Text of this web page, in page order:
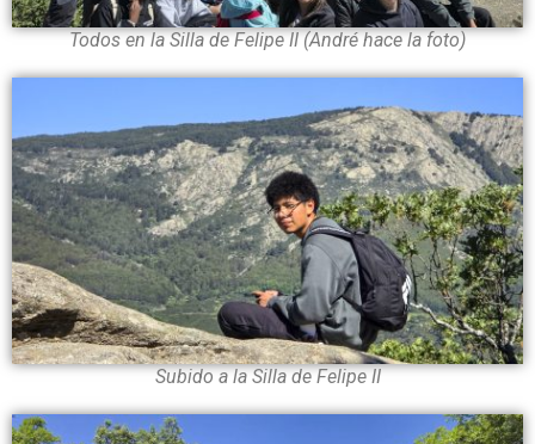
Todos en la Silla de Felipe II (André hace la foto)
Subido a la Silla de Felipe II